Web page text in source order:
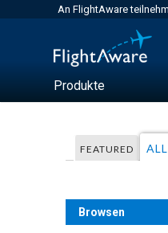
An FlightAware
Produkte
FEATURED
Browsen